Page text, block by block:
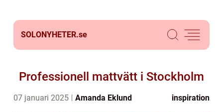
SOLONYHETER.se
Professionell mattvätt i Stockholm
07 januari 2025 Amanda Eklund inspiration